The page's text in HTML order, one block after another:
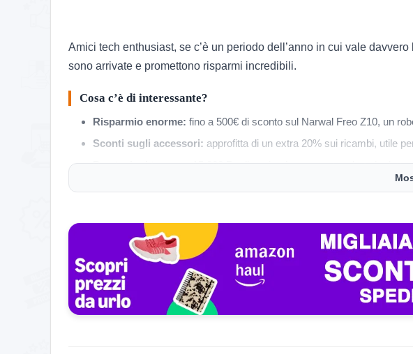
Amici tech enthusiast, se c’è un periodo dell’anno in cui vale
sono arrivate e promettono risparmi incredibili.
Cosa c’è di interessante?
Risparmio enorme: fino a 500€ di sconto sul Narwal Freo Z10, un
Sconti sugli accessori: approfitta di un extra 20% sui ricambi, utile
Prestazioni top:con 15.000 Pa di aspirazione, questo robot si adatta
la stazione di auto-manutenzione
Se hai mai pensato di acquistare un robot aspirapolvere e mop
Preparati a un nuovo modo di pulire casa in modo semplice ed